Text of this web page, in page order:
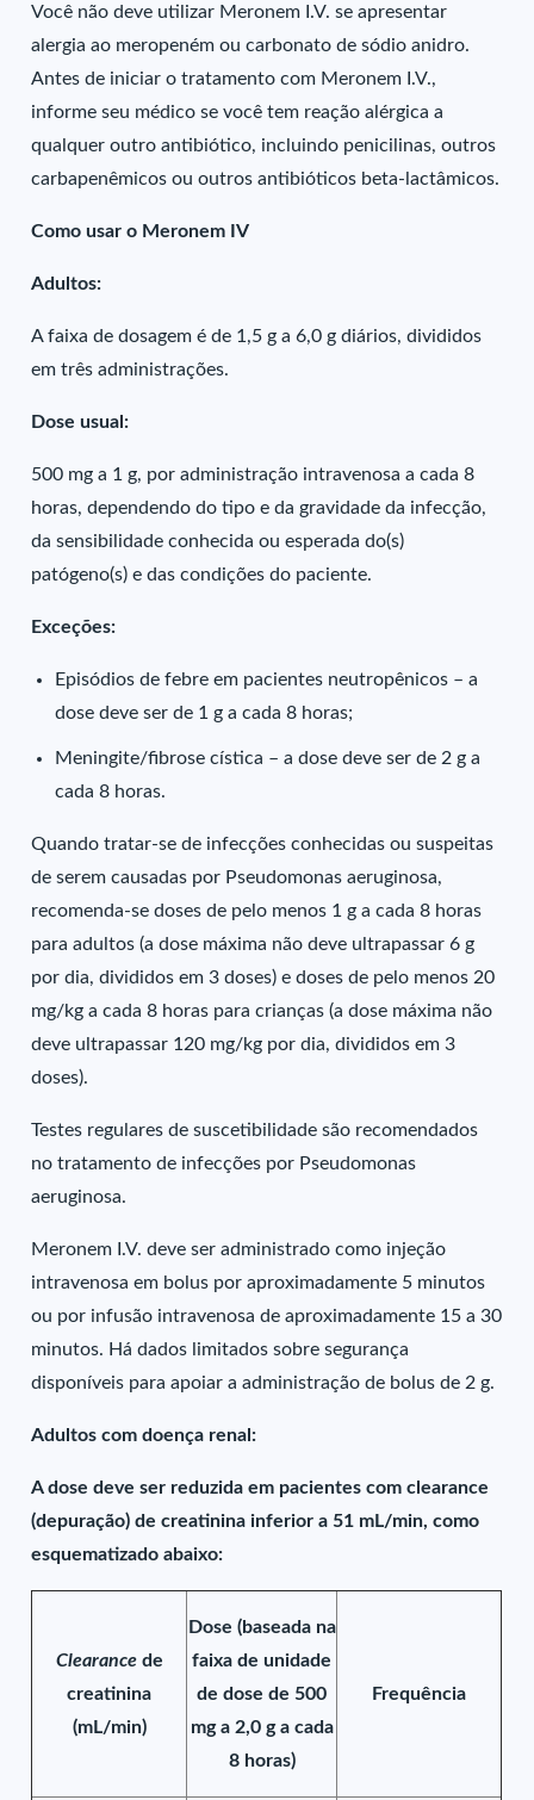
Você não deve utilizar Meronem I.V. se apresentar
alergia ao meropeném ou carbonato de sódio anidro.
Antes de iniciar o tratamento com Meronem I.V.,
informe seu médico se você tem reação alérgica a
qualquer outro antibiótico, incluindo penicilinas, outros
carbapenêmicos ou outros antibióticos beta-lactâmicos.
Como usar o Meronem IV
Adultos:
A faixa de dosagem é de 1,5 g a 6,0 g diários, divididos
em três administrações.
Dose usual:
500 mg a 1 g, por administração intravenosa a cada 8
horas, dependendo do tipo e da gravidade da infecção,
da sensibilidade conhecida ou esperada do(s)
patógeno(s) e das condições do paciente.
Exceções:
Episódios de febre em pacientes neutropênicos – a
dose deve ser de 1 g a cada 8 horas;
Meningite/fibrose cística – a dose deve ser de 2 g a
cada 8 horas.
Quando tratar-se de infecções conhecidas ou suspeitas
de serem causadas por Pseudomonas aeruginosa,
recomenda-se doses de pelo menos 1 g a cada 8 horas
para adultos (a dose máxima não deve ultrapassar 6 g
por dia, divididos em 3 doses) e doses de pelo menos 20
mg/kg a cada 8 horas para crianças (a dose máxima não
deve ultrapassar 120 mg/kg por dia, divididos em 3
doses).
Testes regulares de suscetibilidade são recomendados
no tratamento de infecções por Pseudomonas
aeruginosa.
Meronem I.V. deve ser administrado como injeção
intravenosa em bolus por aproximadamente 5 minutos
ou por infusão intravenosa de aproximadamente 15 a 30
minutos. Há dados limitados sobre segurança
disponíveis para apoiar a administração de bolus de 2 g.
Adultos com doença renal:
A dose deve ser reduzida em pacientes com clearance
(depuração) de creatinina inferior a 51 mL/min, como
esquematizado abaixo:
Clearancede
creatinina
(mL/min)
Dose (baseada na
faixa de unidade
de dose de 500
mg a 2,0 g a cada
8 horas)
Frequência